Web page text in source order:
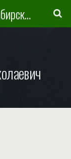
Литературная карта Новосибирска и Новосибирской области